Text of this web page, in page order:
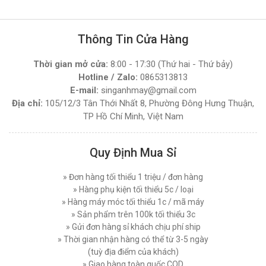
Thứ bảy, 11/04/2026
Mua Máy Vắt Sổ Ở Đâu Uy Tín Tại TPHCM ? Top
5 Địa Chỉ Đáng Tin Cậy
Thứ ba, 07/04/2026
Hướng Dẫn Cách Thay Kim Máy May 1 Kim Chi
Tiết Đúng Kỹ Thuật
Motor Máy May Công Nghiệp Là Gì? Nên Dùng
Servo Hay Motor Thường ?
Quy Trình Chi Tiết Vệ Sinh Máy May Đúng Cách
Hiệu Quả
Thứ sáu, 20/03/2026
Top Các Dòng Máy May 1 Kim Công Nghiệp
Nên Mua Nhất Hiện Nay
Thứ hai, 16/03/2026
MÁY MAY BAO CẦM TAY NEWLONG NP-7A
NHẬT BẢN | CHÍNH HÃNG, GIÁ TỐT 2026
Đăng nhập để xem giá sỉ
Giá bán lẻ:6.700.000đ
Đăng nhập để xem giá sỉ
Giá bán lẻ:
2.540.000đ
MÁY MAY BAO CẦM TAY GK9-556 CÓ BÌNH DẦU
Đăng nhập để xem giá sỉ
Giá bán lẻ:1.650.000đ
Thông Tin Cửa Hàng
Thời gian mở cửa: 8:00 - 17:30 (Thứ hai - Thứ bảy)
Hotline / Zalo: 0865313813
E-mail: singanhmay@gmail.com
Địa chỉ: 105/12/3 Tân Thới Nhất 8, Phường Đông Hưng Thuận,
TP Hồ Chí Minh, Việt Nam
Quy Định Mua Sỉ
» Đơn hàng tối thiểu 1 triệu / đơn hàng
» Hàng phụ kiện tối thiểu 5c / loại
» Hàng máy móc tối thiểu 1c / mã máy
» Sản phẩm trên 100k tối thiểu 3c
» Gửi đơn hàng sỉ khách chịu phí ship
» Thời gian nhận hàng có thể từ 3-5 ngày
(tuỳ địa điểm của khách)